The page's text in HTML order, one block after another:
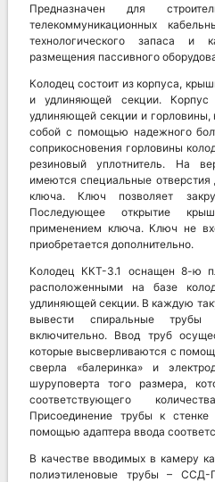
Предназначен для
телекоммуникационных
технологического запаса
размещения пассивного
Колодец состоит из корпуса,
и удлиняющей секции. Корпус
удлиняющей секции и
собой с помощью надежного
соприкосновения горловины
резиновый уплотнитель. На
имеются специальные отверстия
ключа. Ключ позволяет
Последующее открытие
применением ключа. Ключ не
приобретается дополнительно.
Колодец ККТ-3.1 оснащен 8-ю
расположенными на базе
удлиняющей секции. В каждую
вывести спиральные
включительно. Ввод труб
которые высверливаются с
сверла «балеринка» и
шуруповерта того размера,
соответствующего
Присоединение трубы к
помощью адаптера ввода
В качестве вводимых в камеру
полиэтиленовые трубы –